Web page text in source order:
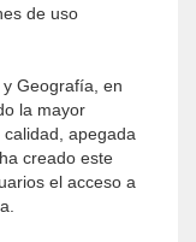
de uso
Geografía, en
la mayor
apegada
creado este
el acceso a